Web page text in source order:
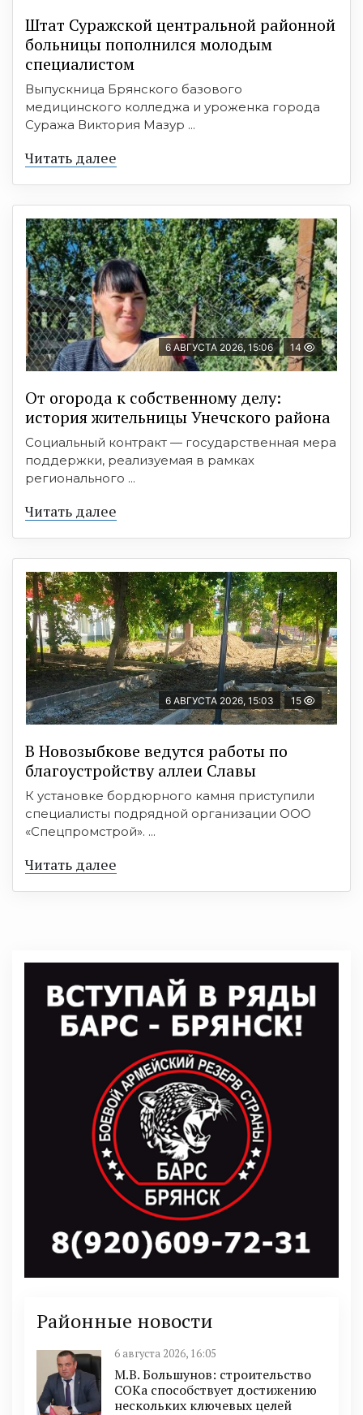
Штат Суражской центральной районной
больницы пополнился молодым
специалистом
Выпускница Брянского базового
медицинского колледжа и уроженка города
Суража Виктория Мазур ...
Читать далее
6 АВГУСТА 2026, 15:06 14
От огорода к собственному делу:
история жительницы Унечского района
Социальный контракт — государственная мера
поддержки, реализуемая в рамках
регионального ...
Читать далее
6 АВГУСТА 2026, 15:03 15
В Новозыбкове ведутся работы по
благоустройству аллеи Славы
К установке бордюрного камня приступили
специалисты подрядной организации ООО
«Спецпромстрой». ...
Читать далее
Районные новости
6 августа 2026, 16:05
М.В. Большунов: строительство
СОКа способствует достижению
нескольких ключевых целей